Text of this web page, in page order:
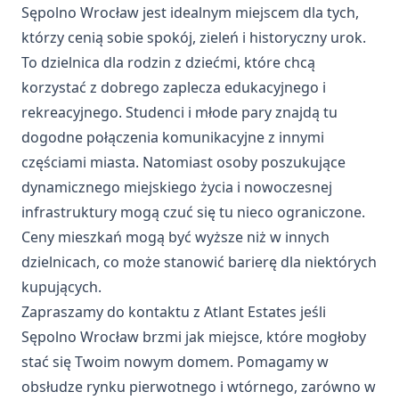
Sępolno Wrocław jest idealnym miejscem dla tych,
którzy cenią sobie spokój, zieleń i historyczny urok.
To dzielnica dla rodzin z dziećmi, które chcą
korzystać z dobrego zaplecza edukacyjnego i
rekreacyjnego. Studenci i młode pary znajdą tu
dogodne połączenia komunikacyjne z innymi
częściami miasta. Natomiast osoby poszukujące
dynamicznego miejskiego życia i nowoczesnej
infrastruktury mogą czuć się tu nieco ograniczone.
Ceny mieszkań mogą być wyższe niż w innych
dzielnicach, co może stanowić barierę dla niektórych
kupujących.
Zapraszamy do kontaktu z Atlant Estates jeśli
Sępolno Wrocław brzmi jak miejsce, które mogłoby
stać się Twoim nowym domem. Pomagamy w
obsłudze rynku pierwotnego i wtórnego, zarówno w